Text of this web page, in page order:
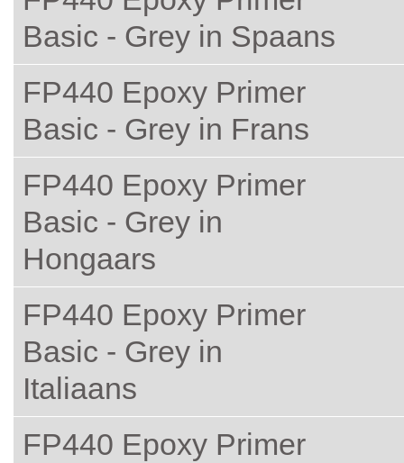
Basic - Grey in Spaans
FP440 Epoxy Primer
Basic - Grey in Frans
FP440 Epoxy Primer
Basic - Grey in
Hongaars
FP440 Epoxy Primer
Basic - Grey in
Italiaans
FP440 Epoxy Primer